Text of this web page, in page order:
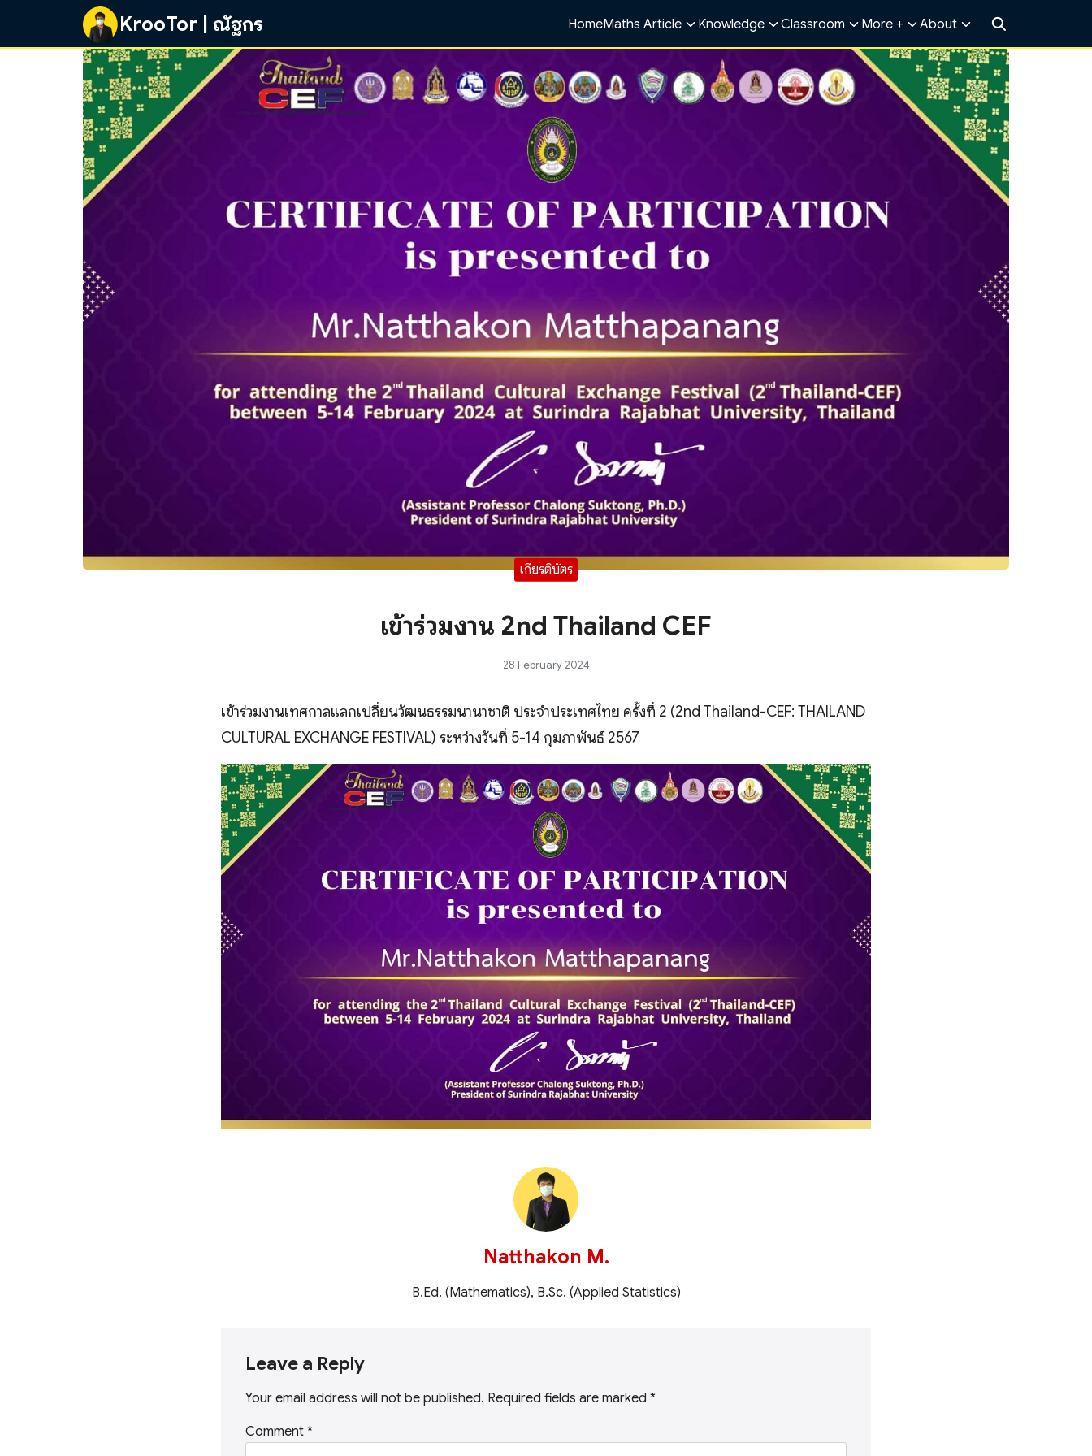
content
KrooTor | ณัฐกร HomeMaths Article Knowledge Classroom More +
About
for:
เกียรติบัตร
เข้าร่วมงาน 2nd Thailand CEF
28 February 2024
เข้าร่วมงานเทศกาลแลกเปลี่ยนวัฒนธรรมนานาชาติ ประจำประเทศไทย ครั้งที่ 2 (2nd Thailand-CEF: THAILAND
CULTURAL EXCHANGE FESTIVAL) ระหว่างวันที่ 5-14 กุมภาพันธ์ 2567
Natthakon M.
B.Ed. (Mathematics), B.Sc. (Applied Statistics)
Leave a Reply
Your email address will not be published. Required fields are marked *
Comment *